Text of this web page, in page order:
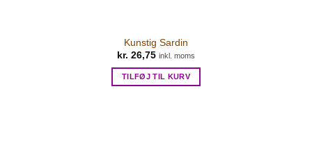
Kunstig Sardin
kr. 26,75 inkl. moms
TILFØJ TIL KURV